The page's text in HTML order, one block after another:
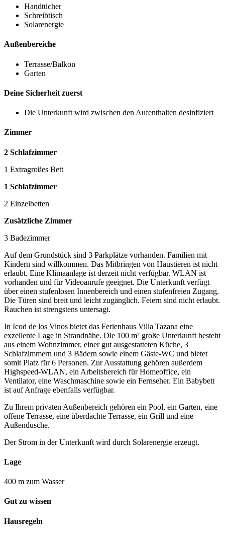
Handtücher
Schreibtisch
Solarenergie
Außenbereiche
Terrasse/Balkon
Garten
Deine Sicherheit zuerst
Die Unterkunft wird zwischen den Aufenthalten desinfiziert
Zimmer
2 Schlafzimmer
1 Extragroßes Bett
1 Schlafzimmer
2 Einzelbetten
Zusätzliche Zimmer
3 Badezimmer
Auf dem Grundstück sind 3 Parkplätze vorhanden. Familien mit
Kindern sind willkommen. Das Mitbringen von Haustieren ist nicht
erlaubt. Eine Klimaanlage ist derzeit nicht verfügbar. WLAN ist
vorhanden und für Videoanrufe geeignet. Die Unterkunft verfügt
über einen stufenlosen Innenbereich und einen stufenfreien Zugang.
Die Türen sind breit und leicht zugänglich. Feiern sind nicht erlaubt.
Rauchen ist strengstens untersagt.
In Icod de los Vinos bietet das Ferienhaus Villa Tazana eine
exzellente Lage in Strandnähe. Die 100 m² große Unterkunft besteht
aus einem Wohnzimmer, einer gut ausgestatteten Küche, 3
Schlafzimmern und 3 Bädern sowie einem Gäste-WC und bietet
somit Platz für 6 Personen. Zur Ausstattung gehören außerdem
Highspeed-WLAN, ein Arbeitsbereich für Homeoffice, ein
Ventilator, eine Waschmaschine sowie ein Fernseher. Ein Babybett
ist auf Anfrage ebenfalls verfügbar.
Zu Ihrem privaten Außenbereich gehören ein Pool, ein Garten, eine
offene Terrasse, eine überdachte Terrasse, ein Grill und eine
Außendusche.
Der Strom in der Unterkunft wird durch Solarenergie erzeugt.
Lage
400 m zum Wasser
Gut zu wissen
Hausregeln